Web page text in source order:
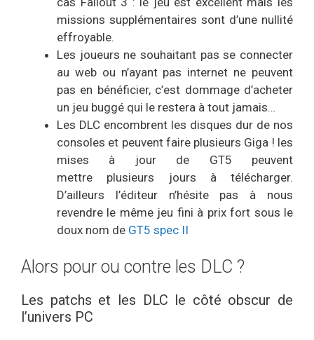
missions supplémentaires sont d’une nullité
effroyable.
Les joueurs ne souhaitant pas se connecter
au web ou n’ayant pas internet ne peuvent
pas en bénéficier, c’est dommage d’acheter
un jeu buggé qui le restera à tout jamais…
Les DLC encombrent les disques dur de nos
consoles et peuvent faire plusieurs Giga ! les
mises à jour de GT5 peuvent
mettre plusieurs jours à télécharger.
D’ailleurs l’éditeur n’hésite pas à nous
revendre le même jeu fini à prix fort sous le
doux nom de GT5 spec II
Alors pour ou contre les DLC ?
Les patchs et les DLC le côté obscur de
l’univers PC